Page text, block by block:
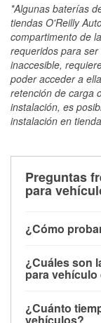
*Algunas baterías
tiendas O'Reilly
compartimento de
requeridos para
inaccesible,
poder acceder a
retención de carga
instalación, es
instalación en
Preguntas
para
¿Cómo
maneras. El
multímetro:
voltaje: una
¿Cuáles son
para vehículo
advertencia.
¿Cuánto